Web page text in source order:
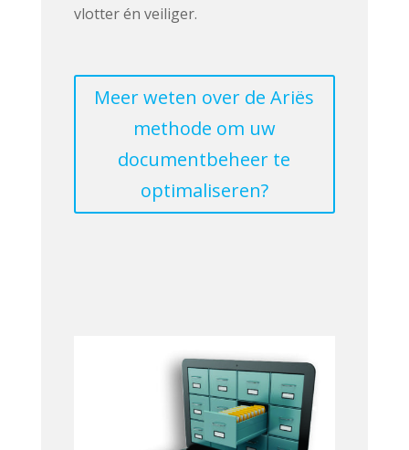
vlotter én veiliger.
Meer weten over de Ariës
methode om uw
documentbeheer te
optimaliseren?